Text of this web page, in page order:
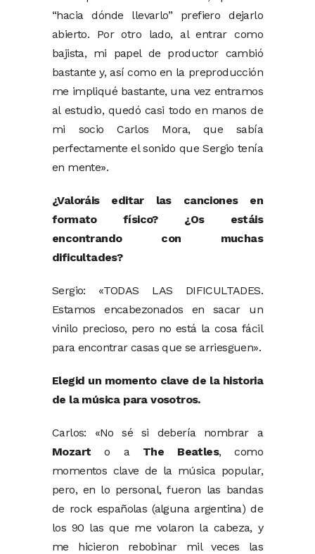
“hacia dónde llevarlo” prefiero dejarlo
abierto. Por otro lado, al entrar como
bajista, mi papel de productor cambió
bastante y, así como en la preproducción
me impliqué bastante, una vez entramos
al estudio, quedó casi todo en manos de
mi socio Carlos Mora, que sabía
perfectamente el sonido que Sergio tenía
en mente».
¿Valoráis editar las canciones en
formato físico? ¿Os estáis
encontrando con muchas
dificultades?
Sergio: «TODAS LAS DIFICULTADES.
Estamos encabezonados en sacar un
vinilo precioso, pero no está la cosa fácil
para encontrar casas que se arriesguen».
Elegid un momento clave de la historia
de la música para vosotros.
Carlos: «No sé si debería nombrar a
Mozart o a The Beatles, como
momentos clave de la música popular,
pero, en lo personal, fueron las bandas
de rock españolas (alguna argentina) de
los 90 las que me volaron la cabeza, y
me hicieron rebobinar mil veces las